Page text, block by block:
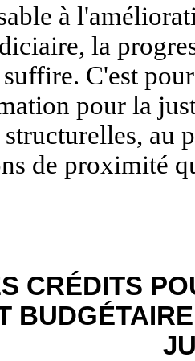
à
la
C'est
pour la
au
de proximité
CRÉDITS